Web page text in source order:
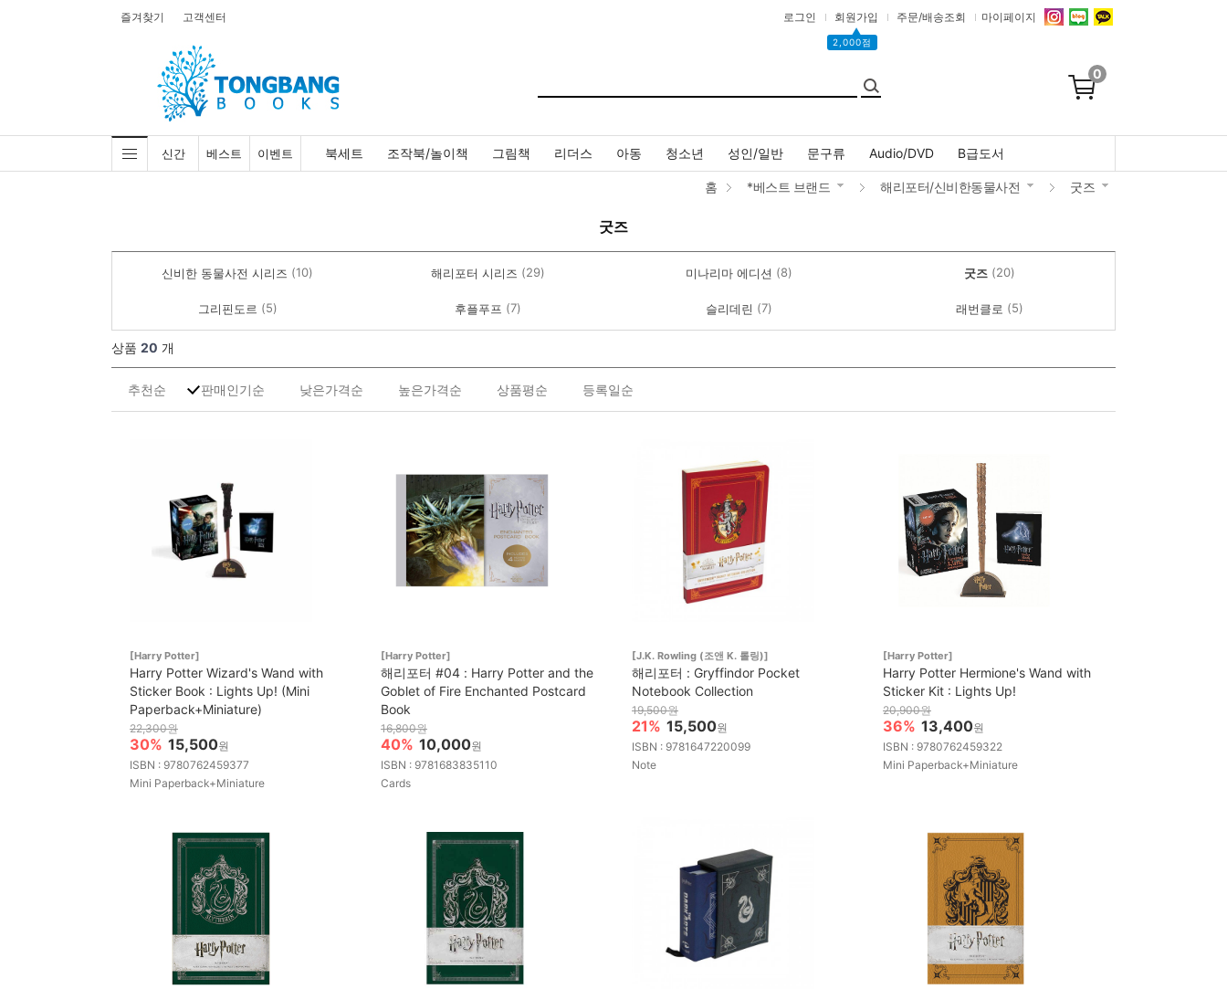
즐겨찾기 고객센터 로그인 회원가입
▲
2,000점
주문/배송조회 마이페이지
0
신간 베스트 이벤트 북세트 조작북/놀이책 그림책 리더스 아동 청소년 성인/일반 문구류 Audio/DVD B급도서
홈 *베스트 브랜드 해리포터/신비한동물사전 굿즈
굿즈
신비한 동물사전 시리즈 (10) 해리포터 시리즈 (29) 미나리마 에디션 (8) 굿즈 (20)
그리핀도르 (5) 후플푸프 (7) 슬리데린 (7) 래번클로 (5)
상품 20 개
추천순 판매인기순 낮은가격순 높은가격순 상품평순 등록일순
[Harry Potter]
Harry Potter Wizard's Wand with
Sticker Book : Lights Up! (Mini
Paperback+Miniature)
22,300원
30% 15,500원
ISBN : 9780762459377
Mini Paperback+Miniature
[Harry Potter]
해리포터 #04 : Harry Potter and the
Goblet of Fire Enchanted Postcard
Book
16,800원
40% 10,000원
ISBN : 9781683835110
Cards
[J.K. Rowling (조앤 K. 롤링)]
해리포터 : Gryffindor Pocket
Notebook Collection
19,500원
21% 15,500원
ISBN : 9781647220099
Note
[Harry Potter]
Harry Potter Hermione's Wand with
Sticker Kit : Lights Up!
20,900원
36% 13,400원
ISBN : 9780762459322
Mini Paperback+Miniature